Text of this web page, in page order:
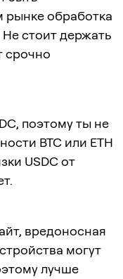
рынке обработка
стоит держать
срочно
поэтому ты не
BTC или ETH
USDC от
вредоносная
могут
лучше